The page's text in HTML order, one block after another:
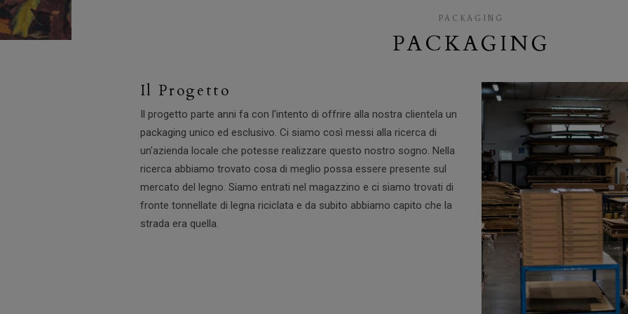
PACKAGING
PACKAGING
Il Progetto
Il progetto parte anni fa con l'intento di offrire alla nostra clientela un
packaging unico ed esclusivo. Ci siamo così messi alla ricerca di
un'azienda locale che potesse realizzare questo nostro sogno. Nella
ricerca abbiamo trovato cosa di meglio possa essere presente sul
mercato del legno. Siamo entrati nel magazzino e ci siamo trovati di
fronte tonnellate di legna riciclata e da subito abbiamo capito che la
strada era quella.